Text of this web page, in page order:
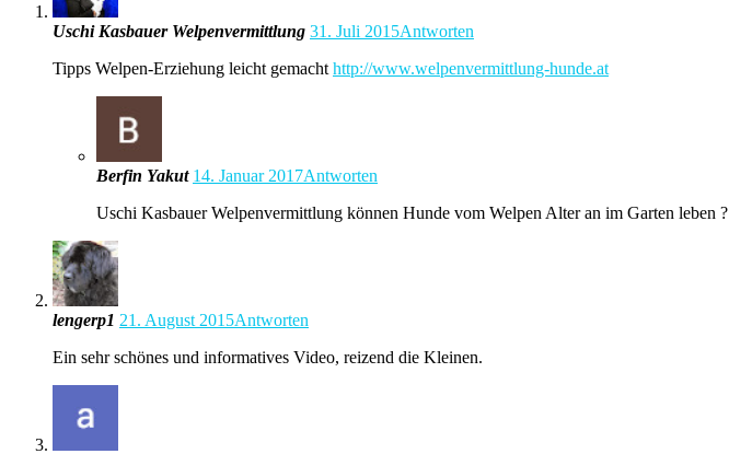
Uschi Kasbauer Welpenvermittlung 31. Juli 2015Antworten
Tipps Welpen-Erziehung leicht gemacht http://www.welpenvermittlung-hunde.at
Berfin Yakut 14. Januar 2017Antworten
Uschi Kasbauer Welpenvermittlung können Hunde vom Welpen Alter an im Garten leben ?
lengerp1 21. August 2015Antworten
Ein sehr schönes und informatives Video, reizend die Kleinen.